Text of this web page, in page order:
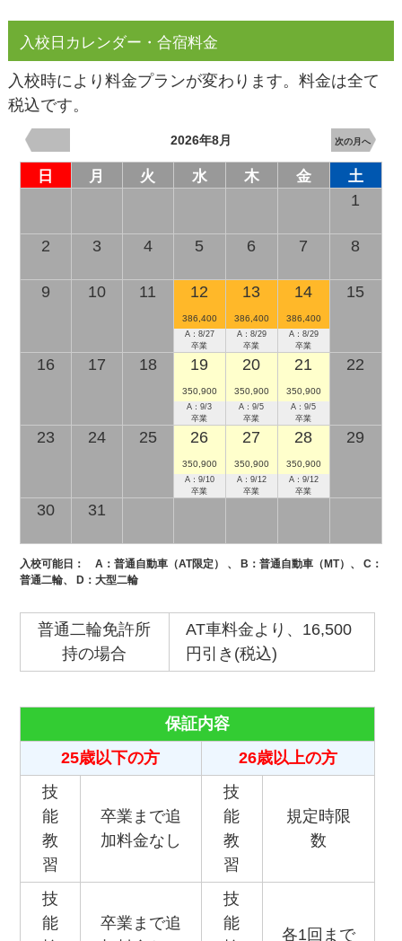
入校日カレンダー・合宿料金
入校時により料金プランが変わります。料金は全て
税込です。
2026年8月 次の月へ
日 月 火 水 木 金 土
1
2 3 4 5 6 7 8
9 10 11 12
386,400
A：8/27
卒業
13
386,400
A：8/29
卒業
14
386,400
A：8/29
卒業
15
16 17 18 19
350,900
A：9/3
卒業
20
350,900
A：9/5
卒業
21
350,900
A：9/5
卒業
22
23 24 25 26
350,900
A：9/10
卒業
27
350,900
A：9/12
卒業
28
350,900
A：9/12
卒業
29
30 31
入校可能日： A ：普通自動車（AT限定） 、 B ：普通自動車（MT）、 C：
普通二輪、 D：大型二輪
普通二輪免許所
持の場合
AT車料金より、16,500
円引き(税込)
保証内容
25歳以下の方
26歳以上の方
技
能
教
習
卒業まで追
加料金なし
技
能
教
習
規定時限
数
技
能
卒業まで追
技
能
各1回まで